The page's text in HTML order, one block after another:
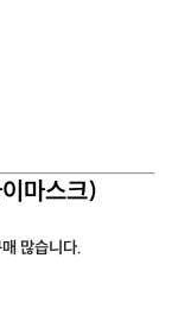
마스크)
많습니다.